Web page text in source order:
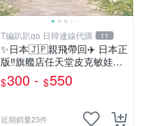
T編趴趴go 日韓連線代購 11
✨日本🇯🇵親飛帶回✈️ 日本正
版‼️旗艦店任天堂皮克敏娃娃
PIKMIN 小吊飾 鑰匙圈
$300 - $550
近期銷量23件